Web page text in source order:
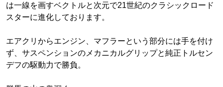
は一線を画すベクトルと次元で21世紀のクラシックロード
スターに進化しております。
エアクリからエンジン、マフラーという部分には手を付け
ず、サスペンションのメカニカルグリップと純正トルセン
デフの駆動力で勝負。